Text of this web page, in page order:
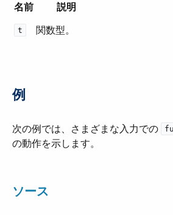
名前 説明
t 関数型。
例
次の例では、さまざまな入力での ​
の動作を示します。
ソース